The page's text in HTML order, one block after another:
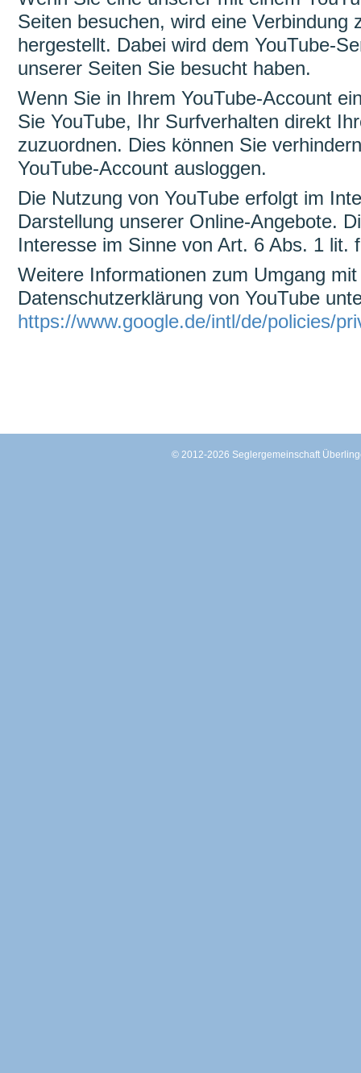
Seiten besuchen, wird eine Verbindung
hergestellt. Dabei wird dem YouTube-
unserer Seiten Sie besucht haben.
Wenn Sie in Ihrem YouTube-Account
Sie YouTube, Ihr Surfverhalten direkt
zuzuordnen. Dies können Sie
YouTube-Account ausloggen.
Die Nutzung von YouTube erfolgt im
Darstellung unserer Online-Angebote.
Interesse im Sinne von Art. 6 Abs. 1 lit.
Weitere Informationen zum Umgang
Datenschutzerklärung von YouTube
https://www.google.de/intl/de/policies/
© 2012-2026 Seglergemeinschaft